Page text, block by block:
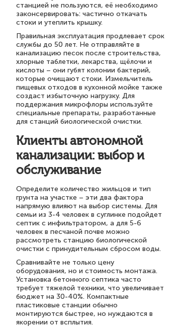
станцией не пользуются, её необходимо
законсервировать: частично откачать
стоки и утеплить крышку.
Правильная эксплуатация продлевает срок
службы до 50 лет. Не отправляйте в
канализацию песок после строительства,
хлорные таблетки, лекарства, щёлочи и
кислоты – они губят колонии бактерий,
которые очищают стоки. Измельчитель
пищевых отходов в кухонной мойке также
создаст избыточную нагрузку. Для
поддержания микрофлоры используйте
специальные препараты, разработанные
для станций биологической очистки.
Клиенты автономной
канализации: выбор и
обслуживание
Определите количество жильцов и тип
грунта на участке – эти два фактора
напрямую влияют на выбор системы. Для
семьи из 3-4 человек в суглинке подойдет
септик с инфильтратором, а для 5-6
человек в песчаной почве можно
рассмотреть станцию биологической
очистки с принудительным сбросом воды.
Сравнивайте не только цену
оборудования, но и стоимость монтажа.
Установка бетонного септика часто
требует тяжелой техники, что увеличивает
бюджет на 30-40%. Компактные
пластиковые станции обычно
монтируются быстрее, но нуждаются в
якорении от всплытия.